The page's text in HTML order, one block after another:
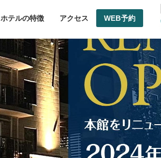
ホテルの特徴 アクセス WEB予約